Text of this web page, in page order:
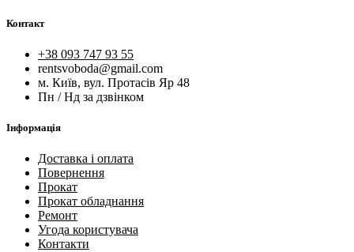
Контакт
+38 093 747 93 55
rentsvoboda@gmail.com
м. Київ, вул. Протасів Яр 48
Пн / Нд за дзвінком
Інформація
Доставка і оплата
Повернення
Прокат
Прокат обладнання
Ремонт
Угода користувача
Контакти